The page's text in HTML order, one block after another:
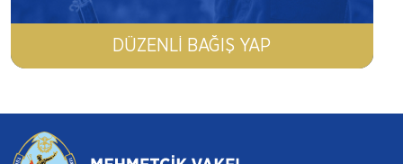
DÜZENLI BAĞIŞ YAP